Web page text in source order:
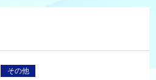
その他